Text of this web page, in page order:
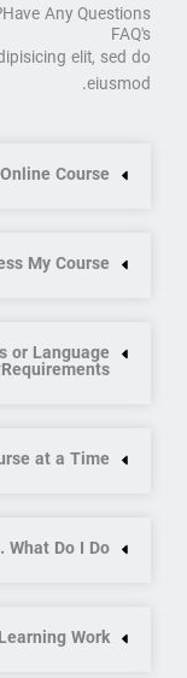
Have Any Questions?
FAQ's
elit, sed do
eiusmod.
Course?
My Course?
or Language
Requirements?
at a Time?
Do I Do?
Work?